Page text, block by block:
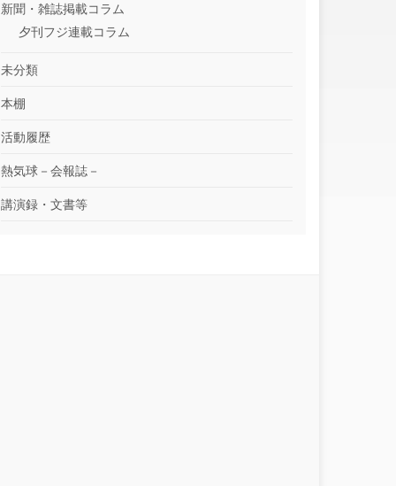
新聞・雑誌掲載コラム
夕刊フジ連載コラム
未分類
本棚
活動履歴
熱気球－会報誌－
講演録・文書等